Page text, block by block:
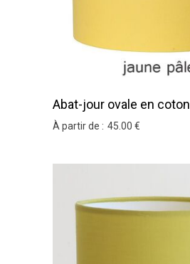
Abat-jour ovale en
À partir de : 45 .00 €